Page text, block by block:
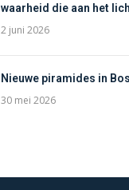
waarheid die aan het
2 juni 2026
Nieuwe piramides in
30 mei 2026